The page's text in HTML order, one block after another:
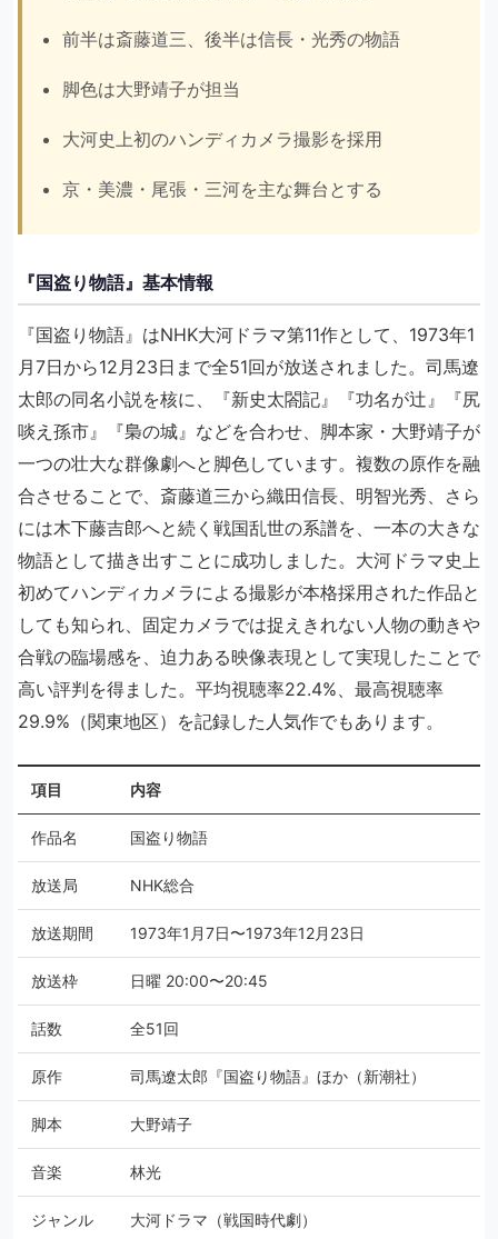
前半は斎藤道三、後半は信長・光秀の物語
脚色は大野靖子が担当
大河史上初のハンディカメラ撮影を採用
京・美濃・尾張・三河を主な舞台とする
『国盗り物語』基本情報
『国盗り物語』はNHK大河ドラマ第11作として、1973年1
月7日から12月23日まで全51回が放送されました。司馬遼
太郎の同名小説を核に、『新史太閤記』『功名が辻』『尻
啖え孫市』『梟の城』などを合わせ、脚本家・大野靖子が
一つの壮大な群像劇へと脚色しています。複数の原作を融
合させることで、斎藤道三から織田信長、明智光秀、さら
には木下藤吉郎へと続く戦国乱世の系譜を、一本の大きな
物語として描き出すことに成功しました。大河ドラマ史上
初めてハンディカメラによる撮影が本格採用された作品と
しても知られ、固定カメラでは捉えきれない人物の動きや
合戦の臨場感を、迫力ある映像表現として実現したことで
高い評判を得ました。平均視聴率22.4%、最高視聴率
29.9%（関東地区）を記録した人気作でもあります。
項目 内容
作品名 国盗り物語
放送局 NHK総合
放送期間 1973年1月7日〜1973年12月23日
放送枠 日曜 20:00〜20:45
話数 全51回
原作 司馬遼太郎『国盗り物語』ほか（新潮社）
脚本 大野靖子
音楽 林光
ジャンル 大河ドラマ（戦国時代劇）